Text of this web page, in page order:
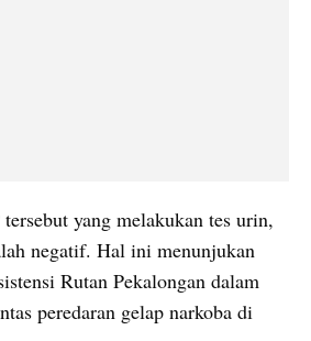
yang melakukan tes urin,
negatif. Hal ini menunjukan
Rutan Pekalongan dalam
peredaran gelap narkoba di